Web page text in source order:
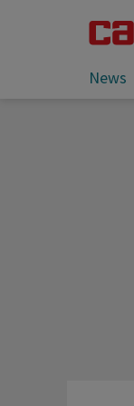
News
Sie lesen: